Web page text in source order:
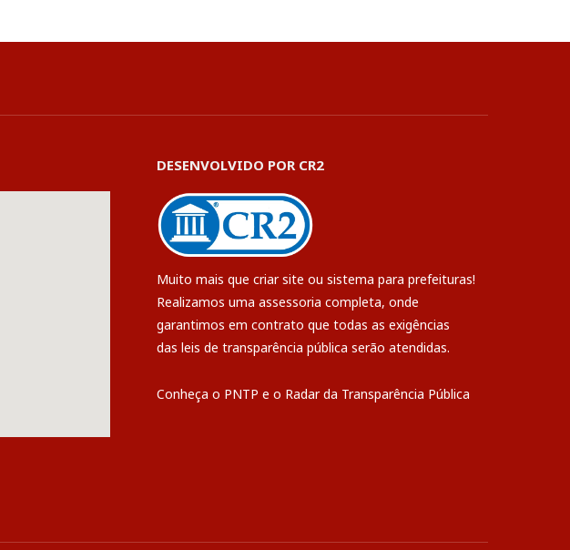
DESENVOLVIDO POR CR2
Muito mais que criar site ou sistema para prefeituras!
Realizamos uma assessoria completa, onde
garantimos em contrato que todas as exigências
das leis de transparência pública serão atendidas.
Conheça o PNTP e o Radar da Transparência Pública